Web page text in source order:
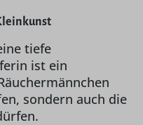
tiefe
ist ein
sondern auch die